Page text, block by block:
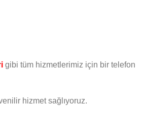
i gibi tüm hizmetlerimiz için bir telefon
hizmet sağlıyoruz.